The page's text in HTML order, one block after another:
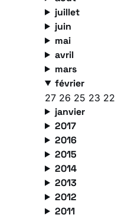
juillet
juin
mai
avril
mars
février
27 26 25 23 22
janvier
2017
2016
2015
2014
2013
2012
2011